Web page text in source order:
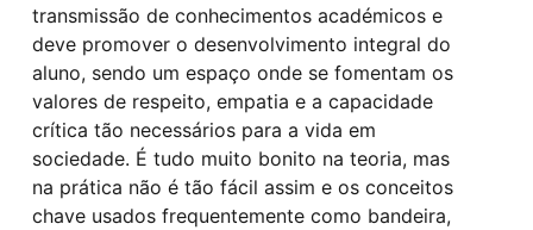
transmissão de conhecimentos académicos e
deve promover o desenvolvimento integral do
aluno, sendo um espaço onde se fomentam os
valores de respeito, empatia e a capacidade
crítica tão necessários para a vida em
sociedade. É tudo muito bonito na teoria, mas
na prática não é tão fácil assim e os conceitos
chave usados frequentemente como bandeira,